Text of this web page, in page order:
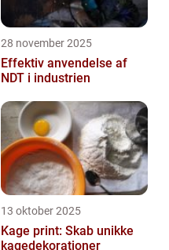
28 november 2025
Effektiv anvendelse af
NDT i industrien
13 oktober 2025
Kage print: Skab unikke
kagedekorationer